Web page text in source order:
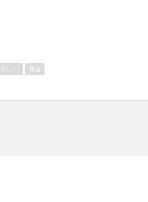
해내기 핵심